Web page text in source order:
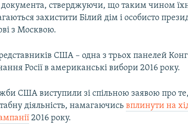
документа, стверджуючи, що таким чином
захистити Білий дім і особисто
з Москвою.
США – одна з трьох панелей
Росії в американські вибори 2016 року.
США виступили зі спільною заявою про
діяльність, намагаючисьвплинути на
2016 року.